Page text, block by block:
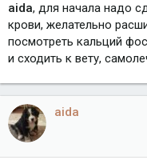
aida, для начала надо
крови, желательно
посмотреть кальций
и сходить к вету,
aida